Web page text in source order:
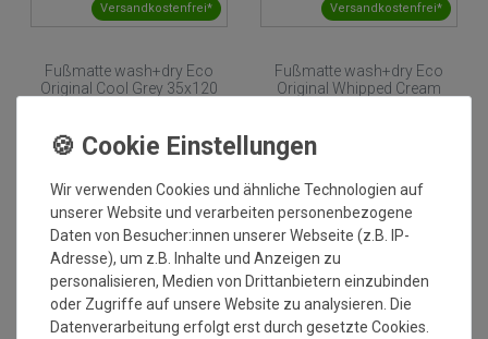
Versandkostenfrei*
Fußmatte wash+dry Eco
Original Cool Grey 35x120
Grundpreis: 38,20 €
inkl. ges. MwSt.
Versandkostenfrei*
Fußmatte wash+dry Eco
Original Whipped Cream
Wir verwenden Cookies und ähnliche Technologien auf
unserer Website und verarbeiten personenbezogene
Daten von Besucher:innen unserer Webseite (z.B. IP-
Adresse), um z.B. Inhalte und Anzeigen zu
personalisieren, Medien von Drittanbietern einzubinden
oder Zugriffe auf unsere Website zu analysieren. Die
Datenverarbeitung erfolgt erst durch gesetzte Cookies.